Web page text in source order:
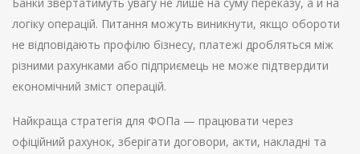
Банки звертатимуть увагу не лише на суму переказу, а й на
логіку операцій. Питання можуть виникнути, якщо обороти
не відповідають профілю бізнесу, платежі дробляться між
різними рахунками або підприємець не може підтвердити
економічний зміст операцій.
Найкраща стратегія для ФОПа — працювати через
офіційний рахунок, зберігати договори, акти, накладні та